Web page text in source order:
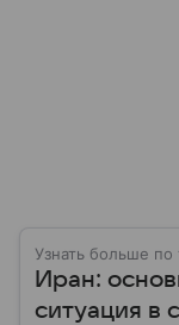
Узнать больше по
Иран:
ситуация в